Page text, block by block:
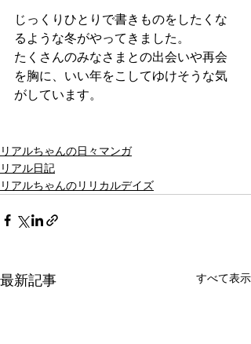
じっくりひとりで書きものをしたくな
るような冬がやってきました。
たくさんのみなさまとの出会いや再会
を胸に、いい年をこしてゆけそうな気
がしています。
リアルちゃんの日々マンガ
リアル日記
リアルちゃんのリリカルデイズ
最新記事 すべて表示